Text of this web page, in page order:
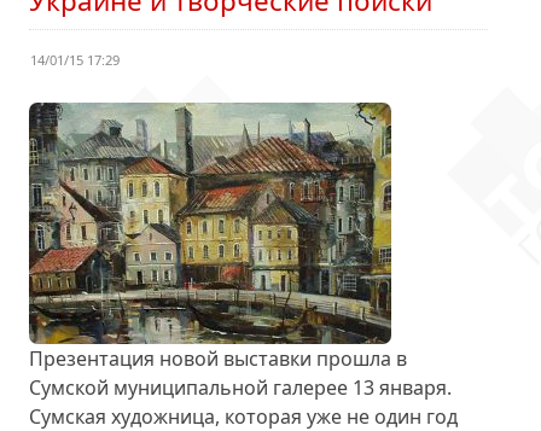
14/01/15 17:29
Презентация новой выставки прошла в
Сумской муниципальной галерее 13 января.
Сумская художница, которая уже не один год